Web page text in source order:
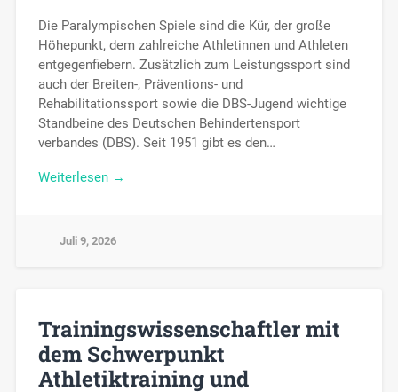
Die Paralympischen Spiele sind die Kür, der große
Höhepunkt, dem zahlreiche Athletinnen und Athleten
entgegenfiebern. Zusätzlich zum Leistungssport sind
auch der Breiten-, Präventions- und
Rehabilitationssport sowie die DBS-Jugend wichtige
Standbeine des Deutschen Behindertensport
verbandes (DBS). Seit 1951 gibt es den…
Weiterlesen →
Juli 9, 2026
Trainingswissenschaftler mit
dem Schwerpunkt
Athletiktraining und